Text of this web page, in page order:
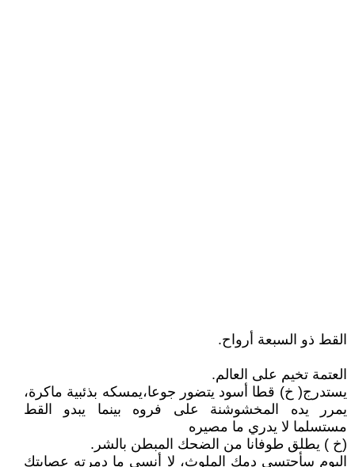
القط ذو السبعة أرواح.
العتمة تخيم على العالم.
يستدرج( خ) قطا أسود يتضور جوعا،يمسكه بذئبية ماكرة،
يمرر يده المخشوشنة على فروه بينما يبدو القط
مستسلما لا يدري ما مصيره
(خ ) يطلق طوفانا من الضحك المبطن بالشر.
اليوم سأحتسي دمك الملوث، لا أنسى ما دمرته عصابتك